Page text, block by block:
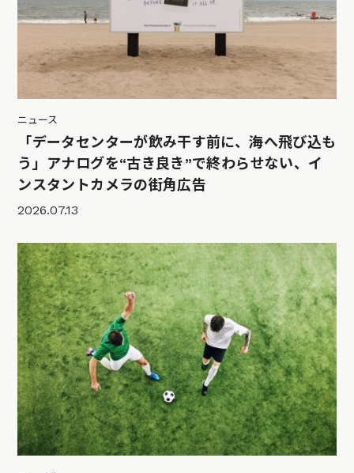
ニュース
「データセンターが飲み干す前に、海へ飛び込も
う」アナログを“古き良き”で終わらせない、イ
ンスタントカメラの街角広告
2026.07.13